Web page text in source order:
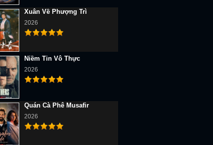
Xuân Về Phượng Trì
2026
Niềm Tin Vô Thực
2026
Quán Cà Phê Musafir
2026